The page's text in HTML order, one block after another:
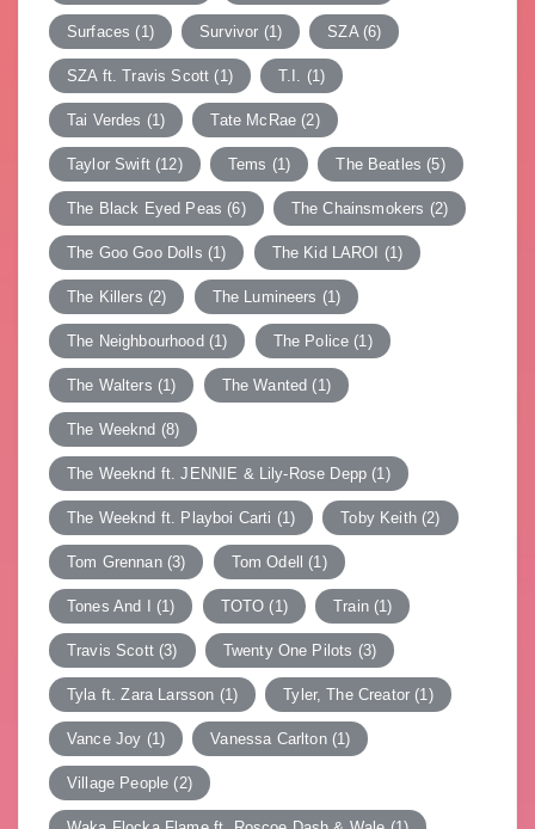
Surfaces (1) Survivor (1) SZA(6)
SZA ft. Travis Scott (1) T.I. (1)
Tai Verdes (1) Tate McRae (2)
Taylor Swift(12) Tems (1) The Beatles (5)
The Black Eyed Peas (6) The Chainsmokers (2)
The Goo Goo Dolls (1) The Kid LAROI (1)
The Killers (2) The Lumineers (1)
The Neighbourhood (1) The Police (1)
The Walters (1) The Wanted (1)
The Weeknd (8)
The Weeknd ft. JENNIE & Lily-Rose Depp (1)
The Weeknd ft. Playboi Carti (1) Toby Keith(2)
Tom Grennan(3) Tom Odell (1)
Tones And I (1) TOTO (1) Train(1)
Travis Scott(3) Twenty One Pilots (3)
Tyla ft. Zara Larsson (1) Tyler, The Creator (1)
Vance Joy (1) Vanessa Carlton(1)
Village People (2)